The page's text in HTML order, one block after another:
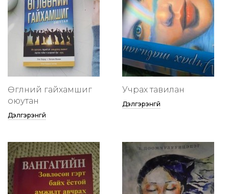
Өглөөний гайхамшиг
оюутан
Дэлгэрэнгүй
Учрах тавилан
Дэлгэрэнгүй